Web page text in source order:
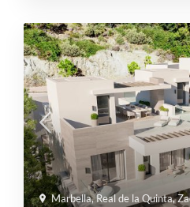
Marbella,Real de la Quinta,